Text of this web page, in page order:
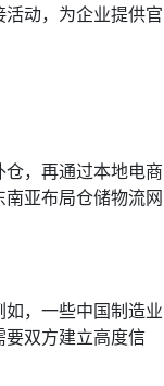
动，为企业提供官
，再通过本地电商
亚布局仓储物流网
，一些中国制造业
双方建立高度信